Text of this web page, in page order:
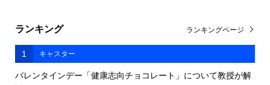
ランキング
1 キャスター
バレンタインデー「健康志向チョコレート」について教授が解
ランキングページ